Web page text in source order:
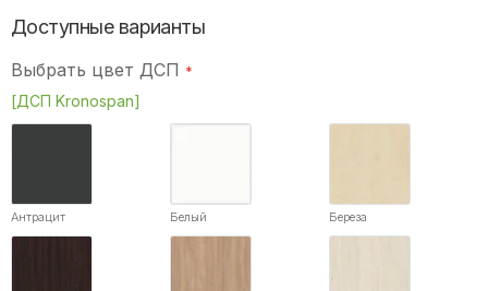
Доступные варианты
Выбрать цвет ДСП
[ДСП Kronospan]
Антрацит Белый Береза